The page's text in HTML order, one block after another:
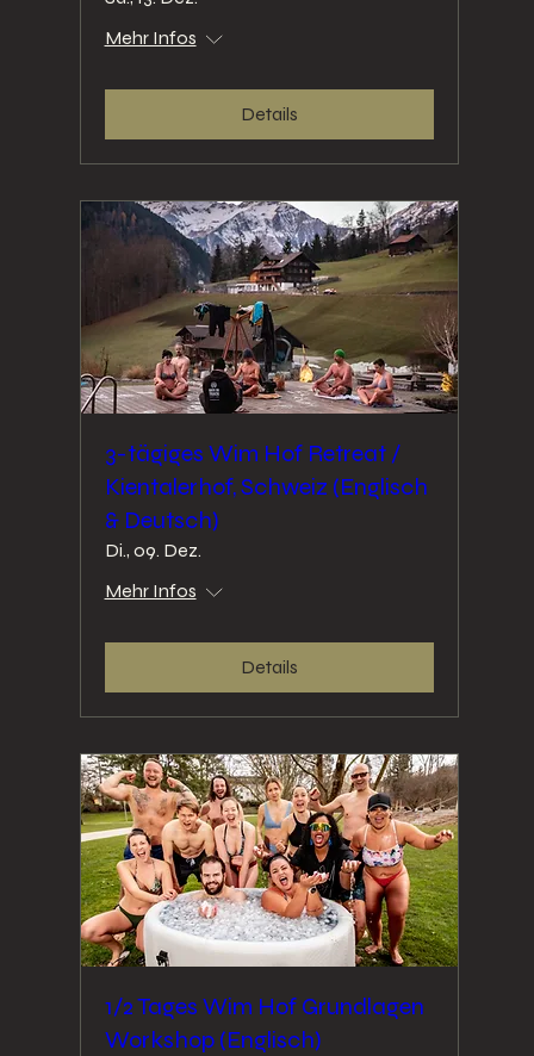
Mehr Infos
Details
3-tägiges Wim Hof ​​Retreat /
Kientalerhof, Schweiz (Englisch
& Deutsch)
Di., 09. Dez.
Mehr Infos
Details
1/2 Tages Wim Hof Grundlagen
Workshop (Englisch)